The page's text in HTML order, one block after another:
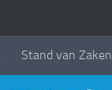
Stand van Zaken